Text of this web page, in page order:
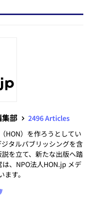
部
2496 Articles
HON）を作ろうとしてい
タルパブリッシングを含
を立て、新たな出版へ踏
、NPO法人HON.jp メデ
す。